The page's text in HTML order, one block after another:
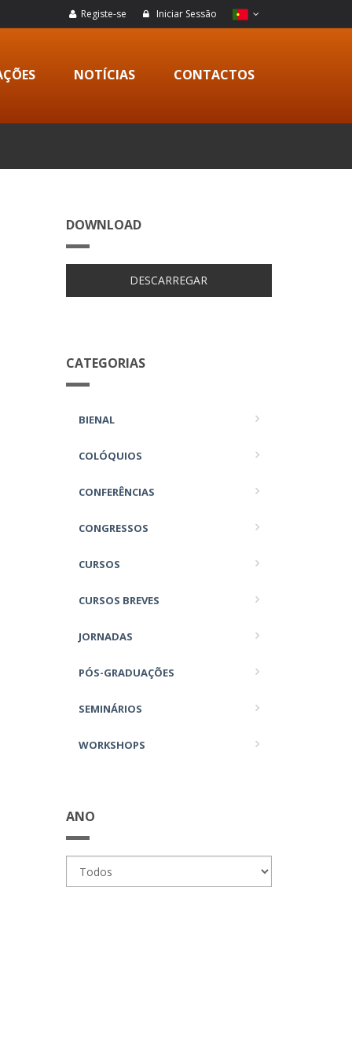
Registe-se Iniciar Sessão
NOTÍCIAS CONTACTOS
DOWNLOAD
DESCARREGAR
CATEGORIAS
BIENAL
COLÓQUIOS
CONFERÊNCIAS
CONGRESSOS
CURSOS
CURSOS BREVES
JORNADAS
PÓS-GRADUAÇÕES
SEMINÁRIOS
WORKSHOPS
ANO